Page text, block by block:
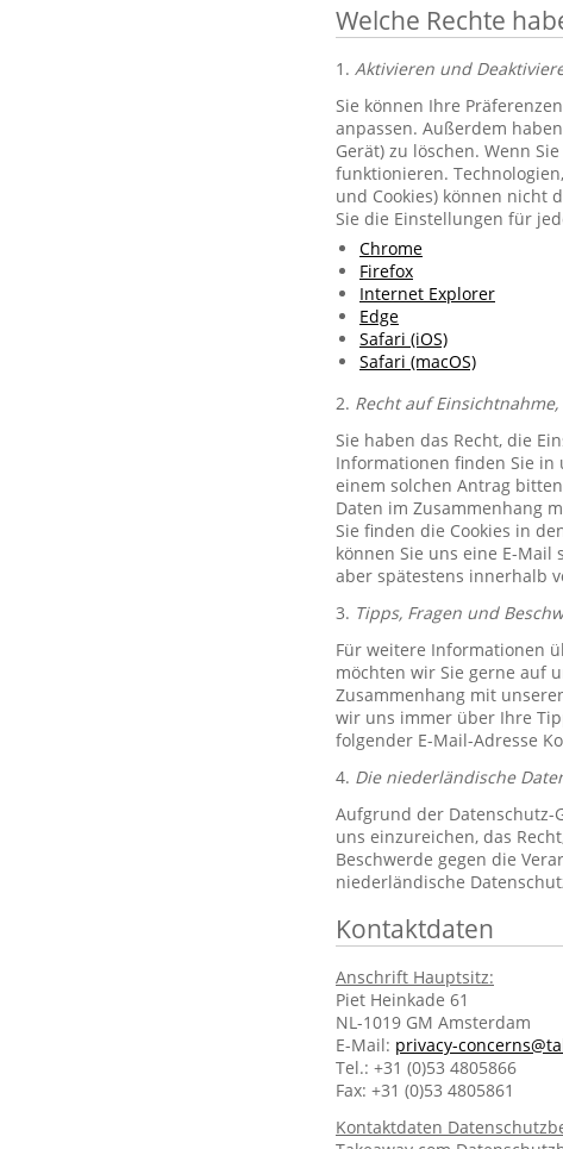
Welche Rechte
1. Aktivieren und
Sie können Ihre
anpassen. Außerdem
Gerät) zu löschen. Wenn
funktionieren.
und Cookies) können nicht
Sie die Einstellungen für
Chrome
Firefox
Internet Explorer
Edge
Safari (iOS)
Safari (macOS)
2. Recht auf
Sie haben das Recht, die
Informationen finden Sie in
einem solchen Antrag
Daten im Zusammenhang
Sie finden die Cookies in
können Sie uns eine E-Mail
aber spätestens innerhalb
3. Tipps, Fragen und
Für weitere Informationen
möchten wir Sie gerne auf
Zusammenhang mit
wir uns immer über Ihre
folgender E-Mail-Adresse
4. Die niederländische
Aufgrund der Datenschutz-
uns einzureichen, das
Beschwerde gegen die
niederländische
Kontaktdaten
Anschrift Hauptsitz:
Piet Heinkade 61
NL-1019 GM Amsterdam
E-Mail: privacy-
Tel.: +31 (0)53 4805866
Fax: +31 (0)53 4805861
Kontaktdaten